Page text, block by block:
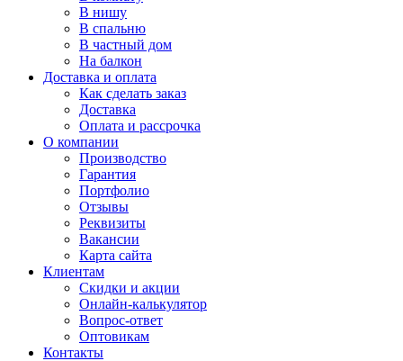
В нишу
В спальню
В частный дом
На балкон
Доставка и оплата
Как сделать заказ
Доставка
Оплата и рассрочка
О компании
Производство
Гарантия
Портфолио
Отзывы
Реквизиты
Вакансии
Карта сайта
Клиентам
Скидки и акции
Онлайн-калькулятор
Вопрос-ответ
Оптовикам
Контакты